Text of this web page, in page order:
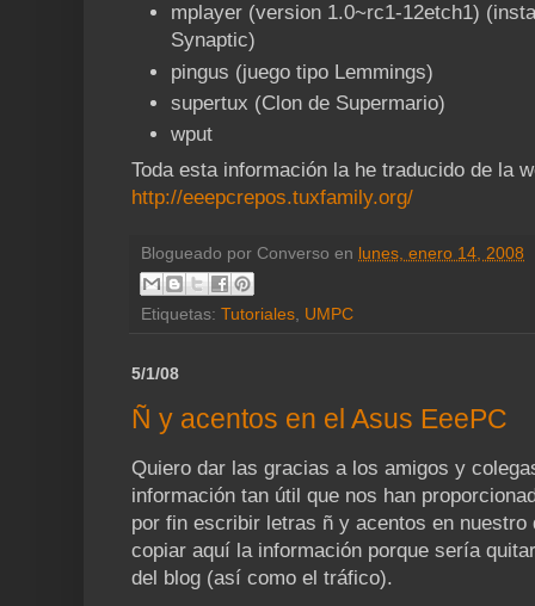
mplayer (version 1.0~rc1-12etch1)
Synaptic)
pingus (juego tipo Lemmings)
supertux (Clon de Supermario)
wput
Toda esta información la he traducido de la
http://eeepcrepos.tuxfamily.org/
Blogueado por Converso en lunes, enero 14, 2008
Etiquetas: Tutoriales, UMPC
5/1/08
Ñ y acentos en el Asus EeePC
Quiero dar las gracias a los amigos y
información tan útil que nos han
por fin escribir letras ñ y acentos en nuestro
copiar aquí la información porque sería
del blog (así como el tráfico).